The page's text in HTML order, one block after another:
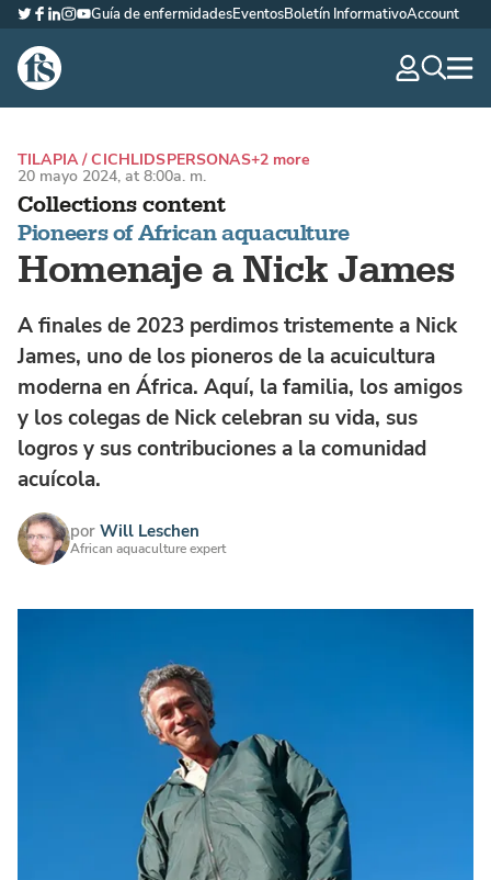
The Fish Site Española
Twitter
Facebook
LinkedIn
Instagram
YouTube
Guía de enfermidadesEventosBoletín InformativoAccount
Collections content
Pioneers of African aquaculture
Homenaje a Nick James
TILAPIA / CICHLIDSPERSONAS+2 more
20 mayo 2024, at 8:00a. m.
A finales de 2023 perdimos tristemente a Nick
James, uno de los pioneros de la acuicultura
moderna en África. Aquí, la familia, los amigos
y los colegas de Nick celebran su vida, sus
logros y sus contribuciones a la comunidad
acuícola.
por Will Leschen
African aquaculture expert